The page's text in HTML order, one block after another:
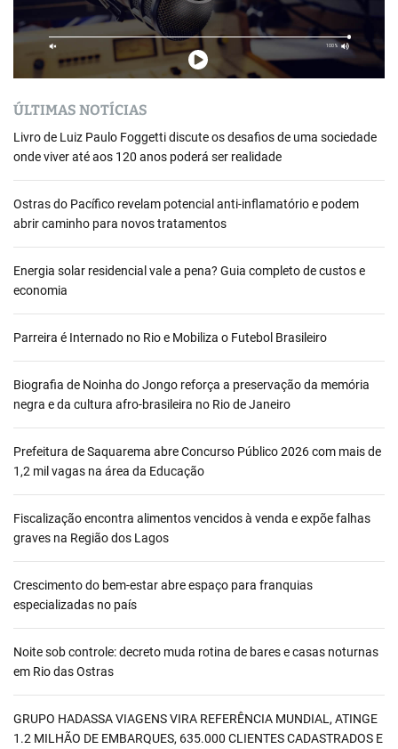
ÚLTIMAS NOTÍCIAS
Livro de Luiz Paulo Foggetti discute os desafios de uma sociedade
onde viver até aos 120 anos poderá ser realidade
Ostras do Pacífico revelam potencial anti-inflamatório e podem
abrir caminho para novos tratamentos
Energia solar residencial vale a pena? Guia completo de custos e
economia
Parreira é Internado no Rio e Mobiliza o Futebol Brasileiro
Biografia de Noinha do Jongo reforça a preservação da memória
negra e da cultura afro-brasileira no Rio de Janeiro
Prefeitura de Saquarema abre Concurso Público 2026 com mais de
1,2 mil vagas na área da Educação
Fiscalização encontra alimentos vencidos à venda e expõe falhas
graves na Região dos Lagos
Crescimento do bem-estar abre espaço para franquias
especializadas no país
Noite sob controle: decreto muda rotina de bares e casas noturnas
em Rio das Ostras
GRUPO HADASSA VIAGENS VIRA REFERÊNCIA MUNDIAL, ATINGE
1.2 MILHÃO DE EMBARQUES, 635.000 CLIENTES CADASTRADOS E